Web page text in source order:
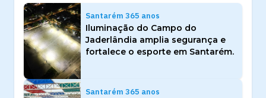
Santarém 365 anos
Iluminação do Campo do
Jaderlândia amplia segurança e
fortalece o esporte em Santarém.
Santarém 365 anos